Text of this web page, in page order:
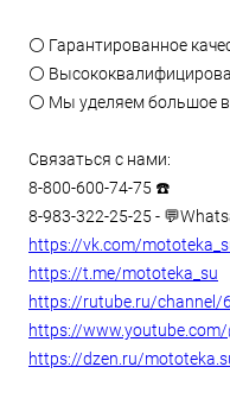
⚪️ Гарантированное
⚪️
⚪️ Мы уделяем большое
Связаться с нами:
8-800-600-74-75 ☎️
8-983-322-25-25 -
https://vk.com/
https://t.me/mototeka_su
https://rutube.ru/channel/
https://www.youtube.com/
https://dzen.ru/